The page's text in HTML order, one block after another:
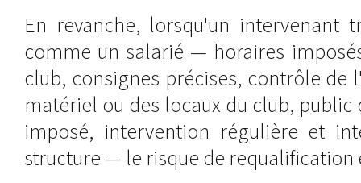
En revanche, lorsqu'un intervenant
comme un salarié — horaires
club, consignes précises, contrôle de
matériel ou des locaux du club,
imposé, intervention régulière et
structure — le risque de requalification